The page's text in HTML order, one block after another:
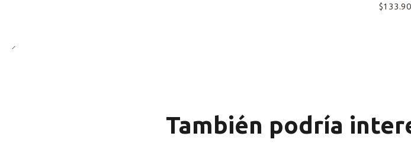
También podría